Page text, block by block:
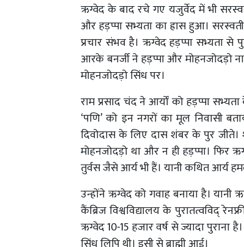
ऋग्वेद के बाद रचे गए यजुर्वेद में भी
और हड़प्पा सभ्यता का ह्रास हुआ।
प्रचार संभव है। ऋग्वेद हड़प्पा सभ्यता से
आरके बनर्जी ने हड़प्पा और मोहनजोदड़ो
मोहनजोदड़ो सिंध पर।
राम प्रसाद चंद ने आर्यों को हड़प्पा
‘पणि’ को इन नगरों का मूल निवासी
दिवोदास के लिए दास शंबर के पुर जीते।
मोहनजोदड़ो था और न ही हड़प्पा।
तुर्वस जैसे आर्य भी हैं। यानी कथित आर्य
उन्होंने ऋग्वेद को गवाह बनाया है।
कैंब्रिज विश्वविद्यालय के पुरातत्वविद्
ऋग्वेद 10-15 हजार वर्ष से ज्यादा पुराना